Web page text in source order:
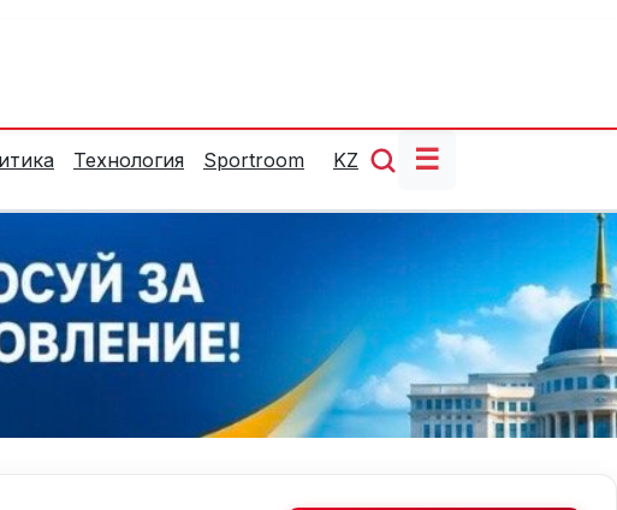
Технология Sportroom KZ ☰